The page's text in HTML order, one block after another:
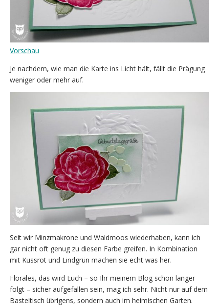
Vorschau
in
neuem
Tab/Fenster)
Je nachdem, wie man die Karte ins Licht hält, fällt die Prägung
weniger oder mehr auf.
Seit wir Minzmakrone und Waldmoos wiederhaben, kann ich
gar nicht oft genug zu diesen Farbe greifen. In Kombination
mit Kussrot und Lindgrün machen sie echt was her.
Florales, das wird Euch – so Ihr meinem Blog schon länger
folgt – sicher aufgefallen sein, mag ich sehr. Nicht nur auf dem
Basteltisch übrigens, sondern auch im heimischen Garten.